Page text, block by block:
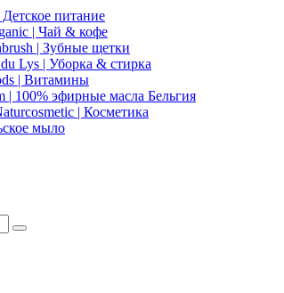
питание
| Чай & кофе
| Зубные щетки
Lys | Уборка & стирка
| Витамины
| 100% эфирные масла Бельгия
| Косметика
мыло